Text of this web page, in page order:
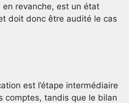
en revanche, est un état
doit donc être audité le cas
est l’étape intermédiaire
comptes, tandis que le bilan